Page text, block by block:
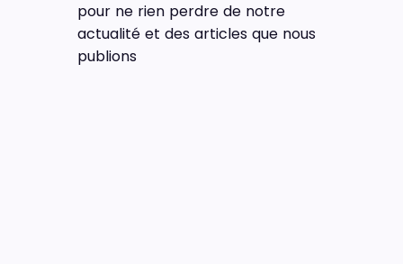
pour ne rien perdre de notre
actualité et des articles que nous
publions